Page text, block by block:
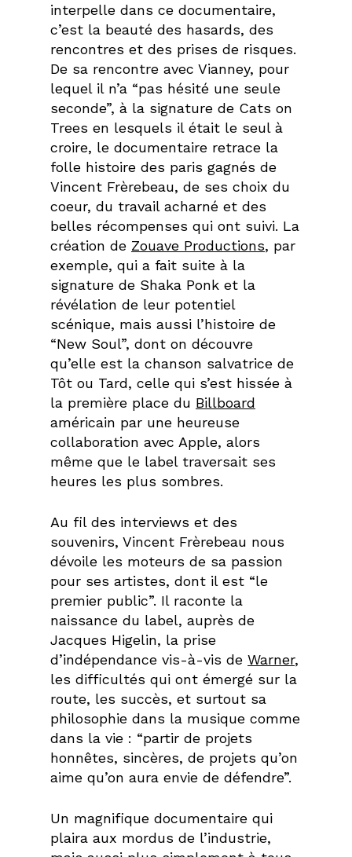
interpelle dans ce documentaire,
c’est la beauté des hasards, des
rencontres et des prises de risques.
De sa rencontre avec Vianney, pour
lequel il n’a “pas hésité une seule
seconde”, à la signature de Cats on
Trees en lesquels il était le seul à
croire, le documentaire retrace la
folle histoire des paris gagnés de
Vincent Frèrebeau, de ses choix du
coeur, du travail acharné et des
belles récompenses qui ont suivi. La
création de Zouave Productions, par
exemple, qui a fait suite à la
signature de Shaka Ponk et la
révélation de leur potentiel
scénique, mais aussi l’histoire de
“New Soul”, dont on découvre
qu’elle est la chanson salvatrice de
Tôt ou Tard, celle qui s’est hissée à
la première place du Billboard
américain par une heureuse
collaboration avec Apple, alors
même que le label traversait ses
heures les plus sombres.
Au fil des interviews et des
souvenirs, Vincent Frèrebeau nous
dévoile les moteurs de sa passion
pour ses artistes, dont il est “le
premier public”. Il raconte la
naissance du label, auprès de
Jacques Higelin, la prise
d’indépendance vis-à-vis de Warner,
les difficultés qui ont émergé sur la
route, les succès, et surtout sa
philosophie dans la musique comme
dans la vie : “partir de projets
honnêtes, sincères, de projets qu’on
aime qu’on aura envie de défendre”.
Un magnifique documentaire qui
plaira aux mordus de l’industrie,